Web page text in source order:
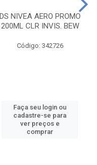
DS NIVEA AERO PROMO
200ML CLR INVIS. BEW
Código: 342726
Faça seu login ou
cadastre-se para
ver preços e
comprar